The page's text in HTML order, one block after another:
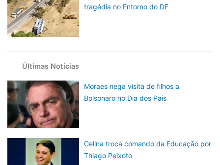
tragédia no Entorno do DF
Últimas Notícias
Moraes nega visita de filhos a
Bolsonaro no Dia dos Pais
Celina troca comando da Educação por
Thiago Peixoto